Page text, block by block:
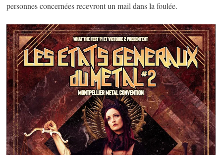
personnes concernées recevront un mail dans la foulée.